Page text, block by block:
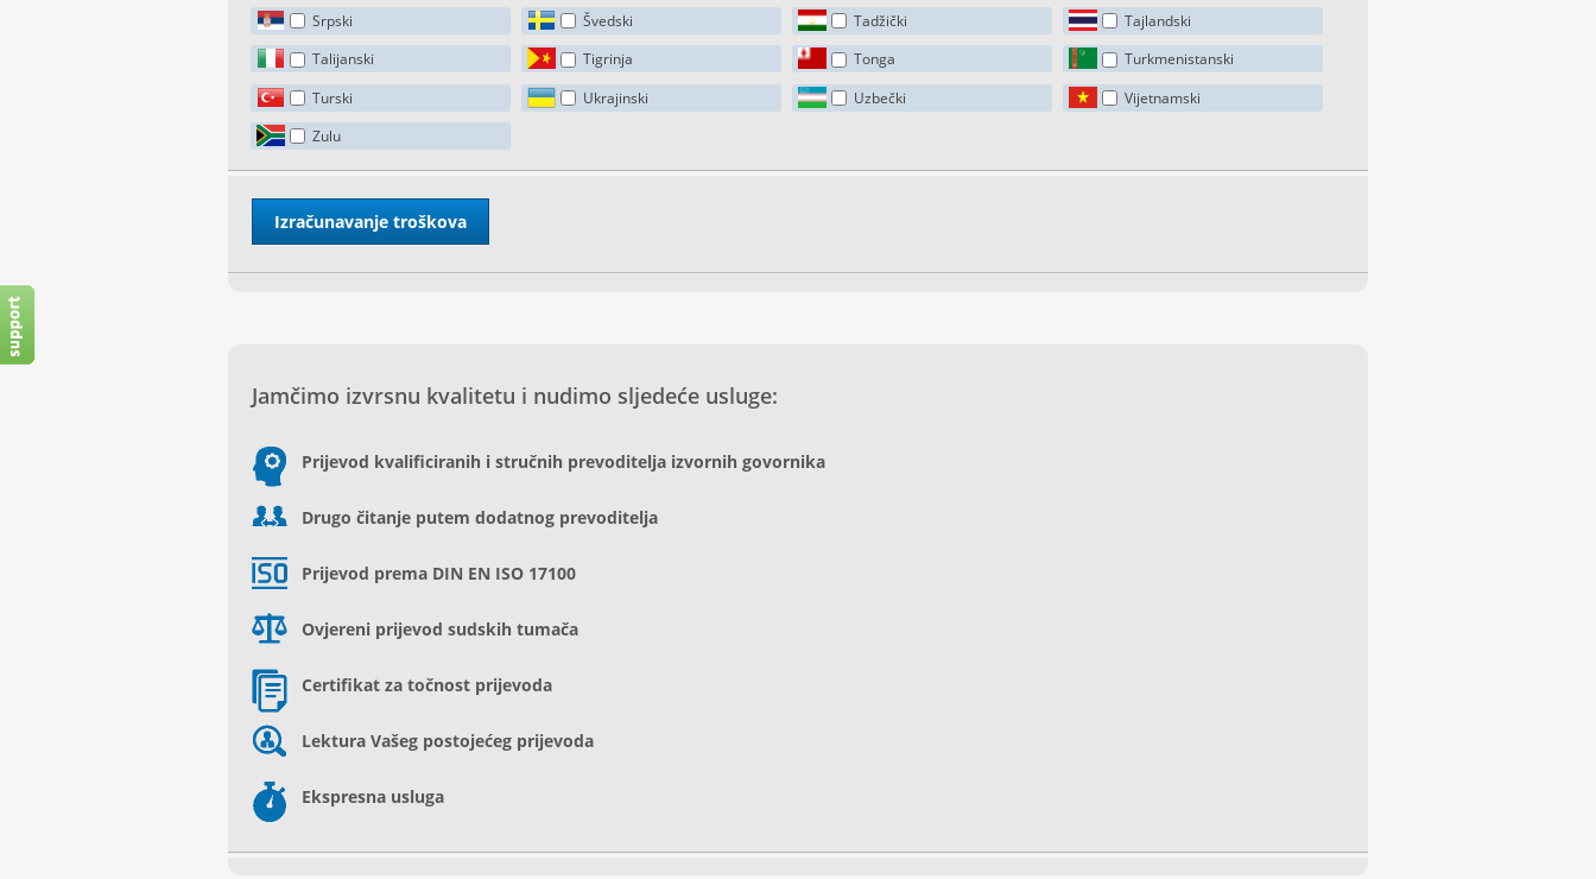
Srpski
Švedski Tadžički
Tajlandski
Talijanski
Tigrinja Tonga
Turkmenistanski
Turski
Ukrajinski Uzbečki
Vijetnamski
Zulu
Jamčimo izvrsnu kvalitetu i nudimo sljedeće usluge:
Prijevod kvalificiranih i stručnih prevoditelja izvornih govornika
Drugo čitanje putem dodatnog prevoditelja
Prijevod prema DIN EN ISO 17100
Ovjereni prijevod sudskih tumača
Certifikat za točnost prijevoda
Lektura Vašeg postojećeg prijevoda
Ekspresna usluga